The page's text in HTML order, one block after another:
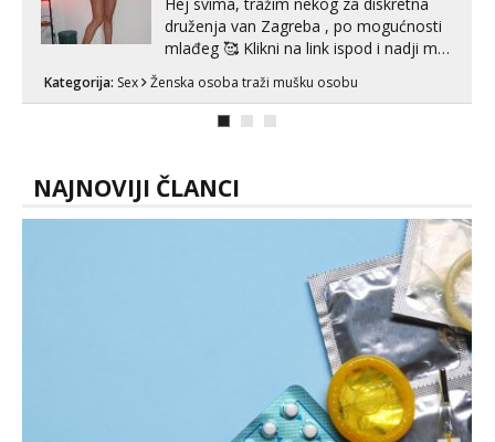
druženja van Zagreba , po mogućnosti
mlađeg 🥰 Klikni na link ispod i nadji me
Kategorija: Sex Ženska osoba traži mušku osobu
NAJNOVIJI ČLANCI